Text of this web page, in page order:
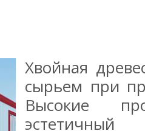
Хвойная
сырьем при
Высокие